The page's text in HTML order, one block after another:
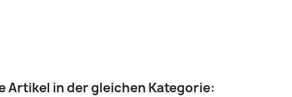
Artikel in der gleichen Kategorie: